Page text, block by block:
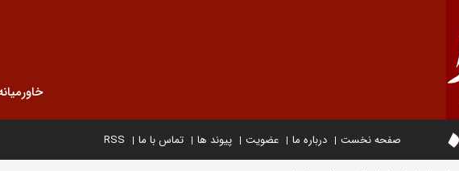
صفحه نخست درباره ما عضویت پیوند ها تماس با ما RSS